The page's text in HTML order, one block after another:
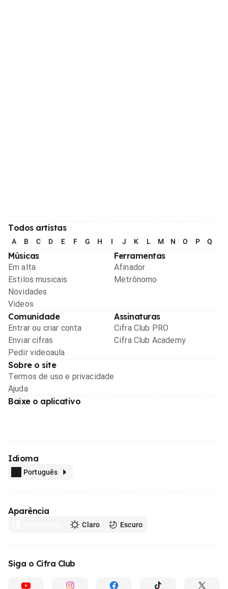
Todos artistas
A B C D E F G H I J K L M N O P Q
Músicas
Em alta
Estilos musicais
Novidades
Videos
Ferramentas
Afinador
Metrônomo
Comunidade
Entrar ou criar conta
Enviar cifras
Pedir videoaula
Assinaturas
Cifra Club PRO
Cifra Club Academy
Sobre o site
Termos de uso e privacidade
Ajuda
Baixe o aplicativo
Idioma
Português
Aparência
Claro Escuro
Siga o Cifra Club